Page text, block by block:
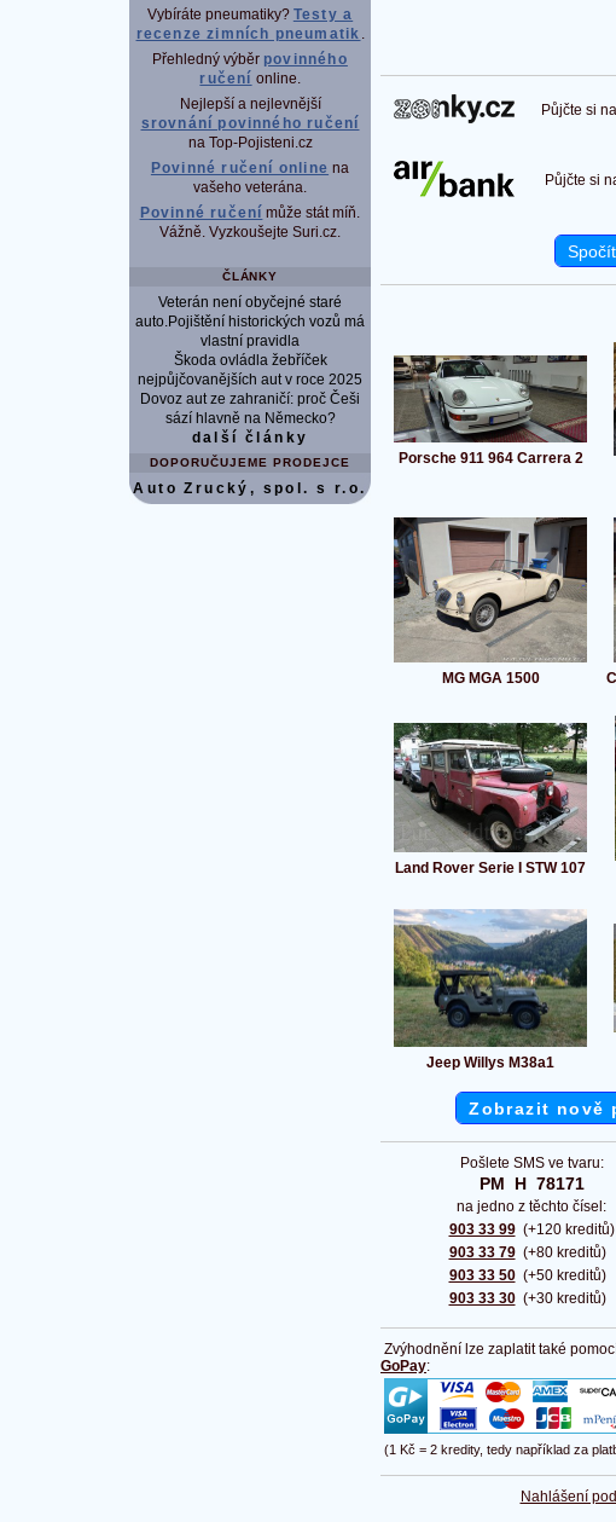
Vybíráte pneumatiky? Testy a
recenze zimních pneumatik .
Přehledný výběr povinného
ručení online.
Nejlepší a nejlevnější
srovnání povinného ručení
na Top-Pojisteni.cz
Povinné ručení online na
vašeho veterána.
Povinné ručení může stát míň.
Vážně. Vyzkoušejte Suri.cz.
ČLÁNKY
Veterán není obyčejné staré
auto.Pojištění historických vozů má
vlastní pravidla
Škoda ovládla žebříček
nejpůjčovanějších aut v roce 2025
Dovoz aut ze zahraničí: proč Češi
sází hlavně na Německo?
další články
DOPORUČUJEME PRODEJCE
Auto Zrucký, spol. s r.o.
Půjčte si
Půjčte si
Porsche 911 964 Carrera 2
MG MGA 1500
Land Rover Serie I STW 107
Jeep Willys M38a1
Zobrazit nově
Pošlete SMS ve tvaru:
PM  H  78171
na jedno z těchto čísel:
903 33 99
903 33 79
903 33 50
903 33 30
(+120 kreditů)
(+80 kreditů)
(+50 kreditů)
(+30 kreditů)
Zvýhodnění lze zaplatit také
GoPay:
(1 Kč = 2 kredity, tedy například za
Nahlášení